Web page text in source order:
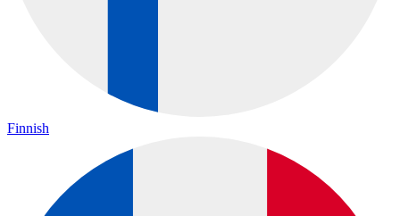
Finnish